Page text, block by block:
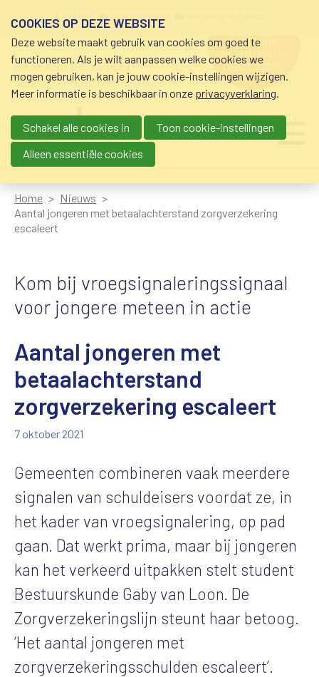
schuldhulp • sociaal krediet •
budgetbeheer • beschermingsbewind
hulp nodig
bij geldzorgen?
0800-8115.nl
Main navigation
Home
Nieuws
Aantal jongeren met betaalachterstand zorgverzekering
escaleert
Kom bij vroegsignaleringssignaal
voor jongere meteen in actie
Aantal jongeren met
betaalachterstand
zorgverzekering escaleert
7 oktober 2021
Gemeenten combineren vaak meerdere
signalen van schuldeisers voordat ze, in
het kader van vroegsignalering, op pad
gaan. Dat werkt prima, maar bij jongeren
kan het verkeerd uitpakken stelt student
Bestuurskunde Gaby van Loon. De
Zorgverzekeringslijn steunt haar betoog.
‘Het aantal jongeren met
zorgverzekeringsschulden escaleert’.
COOKIES OP DEZE WEBSITE
Deze website maakt gebruik van cookies om goed te
functioneren. Als je wilt aanpassen welke cookies we
mogen gebruiken, kan je jouw cookie-instellingen wijzigen.
Meer informatie is beschikbaar in onze privacyverklaring.
Schakel alle cookies in
Toon cookie-instellingen
Alleen essentiële cookies